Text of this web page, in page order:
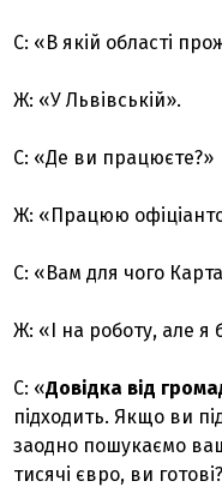
С: «В якій області
Ж: «У Львівській».
С: «Де ви працюєте?»
Ж: «Працюю
С: «Вам для чого
Ж: «І на роботу, але я
С: «Довідка від
підходить. Якщо ви
заодно пошукаємо
тисячі євро, ви